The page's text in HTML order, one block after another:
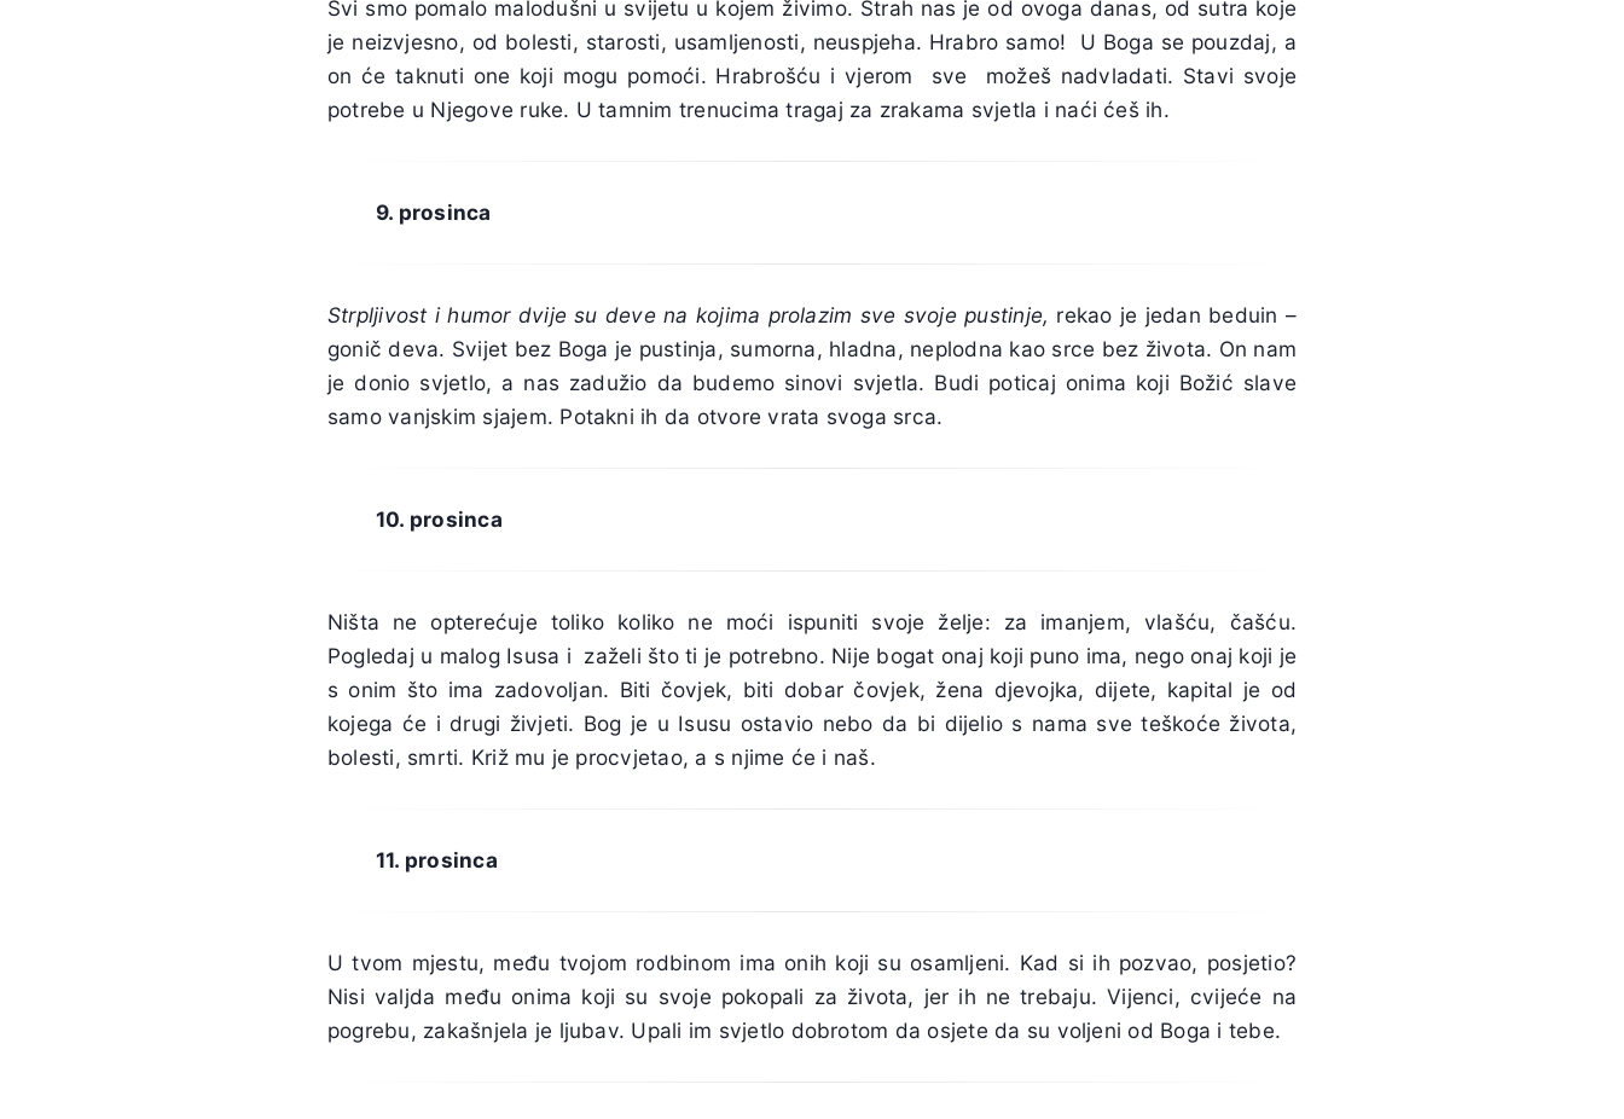
Svi smo pomalo malodušni u svijetu u kojem živimo. Strah nas je od ovoga danas, od sutra koje
je neizvjesno, od bolesti, starosti, usamljenosti, neuspjeha. Hrabro samo! U Boga se pouzdaj, a
on će taknuti one koji mogu pomoći. Hrabrošću i vjerom sve možeš nadvladati. Stavi svoje
potrebe u Njegove ruke. U tamnim trenucima tragaj za zrakama svjetla i naći ćeš ih.
9. prosinca
Strpljivost i humor dvije su deve na kojima prolazim sve svoje pustinje, rekao je jedan beduin –
gonič deva. Svijet bez Boga je pustinja, sumorna, hladna, neplodna kao srce bez života. On nam
je donio svjetlo, a nas zadužio da budemo sinovi svjetla. Budi poticaj onima koji Božić slave
samo vanjskim sjajem. Potakni ih da otvore vrata svoga srca.
10. prosinca
Ništa ne opterećuje toliko koliko ne moći ispuniti svoje želje: za imanjem, vlašću, čašću.
Pogledaj u malog Isusa i zaželi što ti je potrebno. Nije bogat onaj koji puno ima, nego onaj koji je
s onim što ima zadovoljan. Biti čovjek, biti dobar čovjek, žena djevojka, dijete, kapital je od
kojega će i drugi živjeti. Bog je u Isusu ostavio nebo da bi dijelio s nama sve teškoće života,
bolesti, smrti. Križ mu je procvjetao, a s njime će i naš.
11. prosinca
U tvom mjestu, među tvojom rodbinom ima onih koji su osamljeni. Kad si ih pozvao, posjetio?
Nisi valjda među onima koji su svoje pokopali za života, jer ih ne trebaju. Vijenci, cvijeće na
pogrebu, zakašnjela je ljubav. Upali im svjetlo dobrotom da osjete da su voljeni od Boga i tebe.